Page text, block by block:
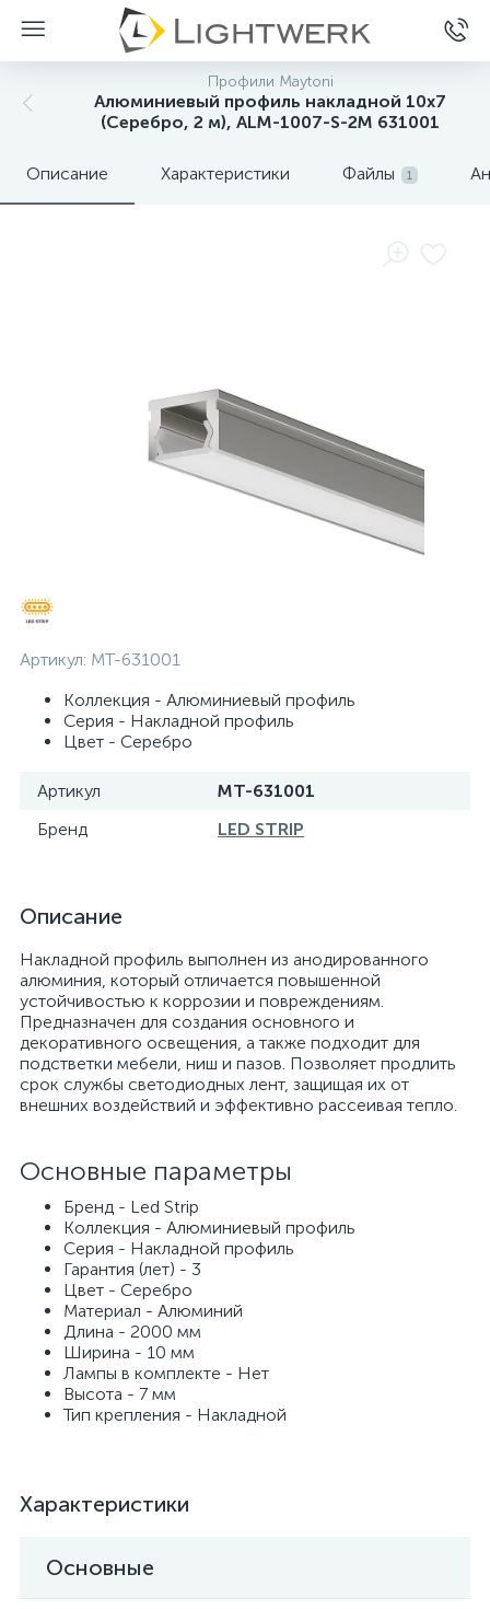
Профили Maytoni
Алюминиевый профиль накладной 10x7
(Серебро, 2 м), ALM-1007-S-2M 631001
Описание Характеристики Файлы 1
Артикул: MT-631001
Коллекция - Алюминиевый профиль
Серия - Накладной профиль
Цвет - Серебро
Артикул
MT-631001
Бренд
LED STRIP
Описание
Накладной профиль выполнен из анодированного
алюминия, который отличается повышенной
устойчивостью к коррозии и повреждениям.
Предназначен для создания основного и
декоративного освещения, а также подходит для
подстветки мебели, ниш и пазов. Позволяет продлить
срок службы светодиодных лент, защищая их от
внешних воздействий и эффективно рассеивая тепло.
Основные параметры
Бренд - Led Strip
Коллекция - Алюминиевый профиль
Серия - Накладной профиль
Гарантия (лет) - 3
Цвет - Серебро
Материал - Алюминий
Длина - 2000 мм
Ширина - 10 мм
Лампы в комплекте - Нет
Высота - 7 мм
Тип крепления - Накладной
Характеристики
Основные